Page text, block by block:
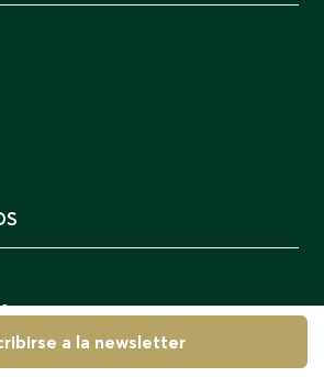
a la newsletter
local colaboradora
Services